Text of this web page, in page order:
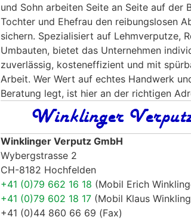
und Sohn arbeiten Seite an Seite auf der
Tochter und Ehefrau den reibungslosen
sichern. Spezialisiert auf Lehmverputze,
Umbauten, bietet das Unternehmen
zuverlässig, kosteneffizient und mit
Arbeit. Wer Wert auf echtes Handwerk
Beratung legt, ist hier an der richtigen
Winklinger Verputz GmbH
Wybergstrasse 2
CH-8182 Hochfelden
+41 (0)79 662 16 18 (Mobil Erich
+41 (0)79 602 18 17 (Mobil Klaus
+41 (0)44 860 66 69 (Fax)